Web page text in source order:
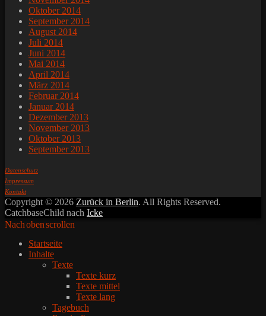
Oktober 2014
September 2014
August 2014
Juli 2014
Juni 2014
Mai 2014
April 2014
März 2014
Februar 2014
Januar 2014
Dezember 2013
November 2013
Oktober 2013
September 2013
Datenschutz
Impressum
Kontakt
Copyright © 2026 Zurück in Berlin. All Rights Reserved.
CatchbaseChild nach Icke
Nach oben scrollen
Startseite
Inhalte
Texte
Texte kurz
Texte mittel
Texte lang
Tagebuch